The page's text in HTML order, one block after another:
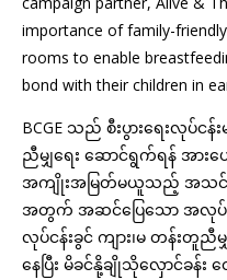
importance of family-
rooms to enable
bond with their children in
BCGE သည် စီးပွားရေးလုပ်ငန်
ညီမျှရေး ဆောင်ရွက်ရန် အား
အကျိုးအမြတ်မယူသည့် အသင်း
အတွက် အဆင်ပြေသော အလုပ်
လုပ်ငန်းခွင် ကျား၊မ တန်းတူညီ
နေပြီး မိခင်နို့ချိုသိုလှောင်ခန်